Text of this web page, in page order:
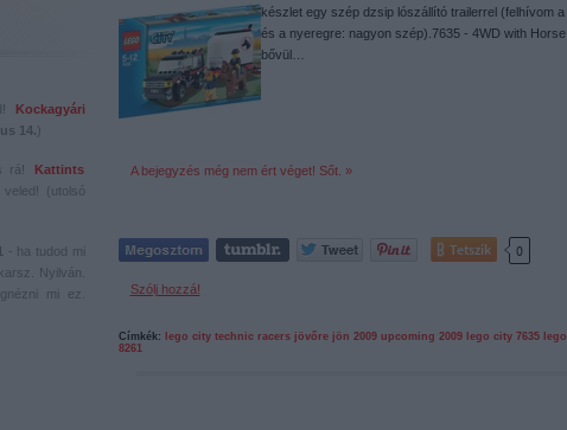
Kockagyári
14.)
rá!
Kattints
(utolsó
- ha tudod mi
Nyilván.
mi ez.
készlet egy szép dzsip lószállító trailerrel (felhívom
és a nyeregre: nagyon szép).7635 - 4WD with
bővül…
A bejegyzés még nem ért véget! Sőt. »
Tetszik 0
Szólj hozzá!
Címkék: lego city technic racers jövőre jön 2009 upcoming 2009 lego city 7635
8261